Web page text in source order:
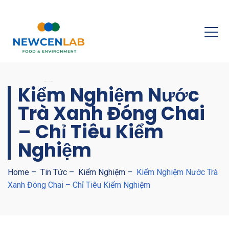
Kiểm Nghiệm Nước
Trà Xanh Đóng Chai
– Chỉ Tiêu Kiểm
Nghiệm
Home – Tin Tức – Kiểm Nghiệm – Kiểm Nghiệm Nước Trà
Xanh Đóng Chai – Chỉ Tiêu Kiểm Nghiệm